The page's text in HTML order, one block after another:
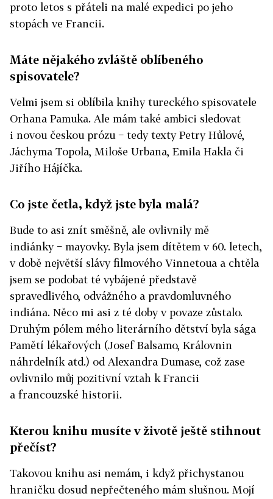
proto letos s přáteli na malé expedici po jeho
stopách ve Francii.
Máte nějakého zvláště oblíbeného
spisovatele?
Velmi jsem si oblíbila knihy tureckého spisovatele
Orhana Pamuka. Ale mám také ambici sledovat
i novou českou prózu − tedy texty Petry Hůlové,
Jáchyma Topola, Miloše Urbana, Emila Hakla či
Jiřího Hájíčka.
Co jste četla, když jste byla malá?
Bude to asi znít směšně, ale ovlivnily mě
indiánky − mayovky. Byla jsem dítětem v 60. letech,
v době největší slávy filmového Vinnetoua a chtěla
jsem se podobat té vybájené představě
spravedlivého, odvážného a pravdomluvného
indiána. Něco mi asi z té doby v povaze zůstalo.
Druhým pólem mého literárního dětství byla sága
Pamětí lékařových (Josef Balsamo, Královnin
náhrdelník atd.) od Alexandra Dumase, což zase
ovlivnilo můj pozitivní vztah k Francii
a francouzské historii.
Kterou knihu musíte v životě ještě stihnout
přečíst?
Takovou knihu asi nemám, i když přichystanou
hraničku dosud nepřečteného mám slušnou. Mojí